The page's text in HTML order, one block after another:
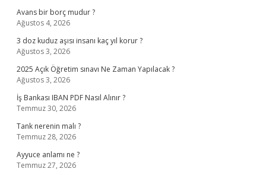
Avans bir borç mudur ?
Ağustos 4, 2026
3 doz kuduz aşısı insanı kaç yıl korur ?
Ağustos 3, 2026
2025 Açık Öğretim sınavı Ne Zaman Yapılacak ?
Ağustos 3, 2026
İş Bankası IBAN PDF Nasıl Alınır ?
Temmuz 30, 2026
Tank nerenin malı ?
Temmuz 28, 2026
Ayyuce anlamı ne ?
Temmuz 27, 2026